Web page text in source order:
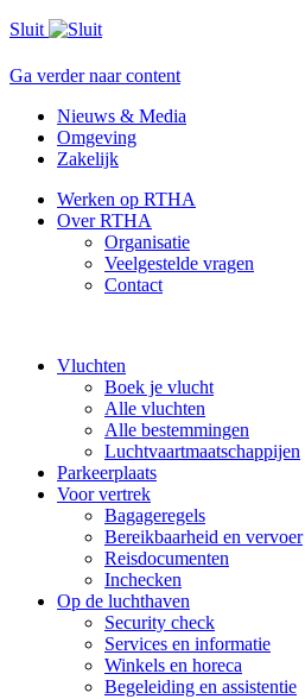
Sluit
Ga verder naar content
Nieuws & Media
Omgeving
Zakelijk
Werken op RTHA
Over RTHA
Organisatie
Veelgestelde vragen
Contact
Vluchten
Boek je vlucht
Alle vluchten
Alle bestemmingen
Luchtvaartmaatschappijen
Parkeerplaats
Voor vertrek
Bagageregels
Bereikbaarheid en vervoer
Reisdocumenten
Inchecken
Op de luchthaven
Security check
Services en informatie
Winkels en horeca
Begeleiding en assistentie